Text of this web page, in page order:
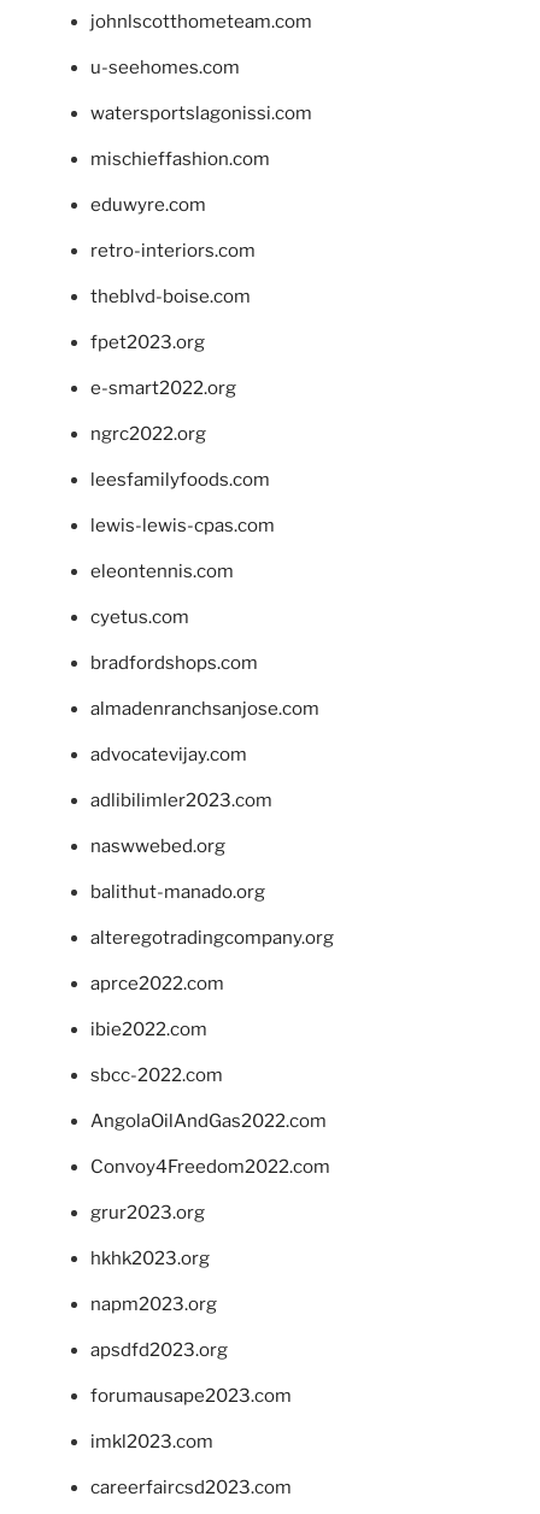
johnlscotthometeam.com
u-seehomes.com
watersportslagonissi.com
mischieffashion.com
eduwyre.com
retro-interiors.com
theblvd-boise.com
fpet2023.org
e-smart2022.org
ngrc2022.org
leesfamilyfoods.com
lewis-lewis-cpas.com
eleontennis.com
cyetus.com
bradfordshops.com
almadenranchsanjose.com
advocatevijay.com
adlibilimler2023.com
naswwebed.org
balithut-manado.org
alteregotradingcompany.org
aprce2022.com
ibie2022.com
sbcc-2022.com
AngolaOilAndGas2022.com
Convoy4Freedom2022.com
grur2023.org
hkhk2023.org
napm2023.org
apsdfd2023.org
forumausape2023.com
imkl2023.com
careerfaircsd2023.com